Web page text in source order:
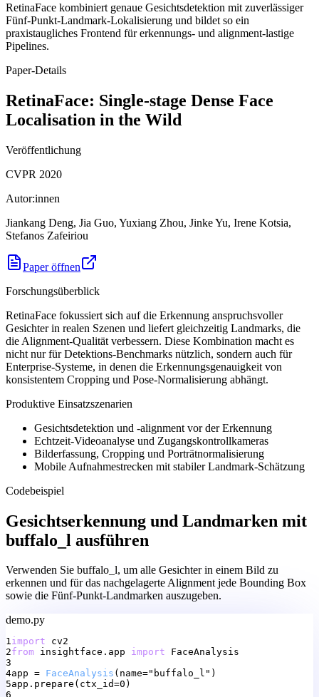
RetinaFace kombiniert genaue Gesichtsdetektion mit zuverlässiger
Fünf-Punkt-Landmark-Lokalisierung und bildet so ein
praxistaugliches Frontend für erkennungs- und alignment-lastige
Pipelines.
Paper-Details
RetinaFace: Single-stage Dense Face
Localisation in the Wild
Veröffentlichung
CVPR 2020
Autor:innen
Jiankang Deng, Jia Guo, Yuxiang Zhou, Jinke Yu, Irene Kotsia,
Stefanos Zafeiriou
Paper öffnen
Forschungsüberblick
RetinaFace fokussiert sich auf die Erkennung anspruchsvoller
Gesichter in realen Szenen und liefert gleichzeitig Landmarks, die
die Alignment-Qualität verbessern. Diese Kombination macht es
nicht nur für Detektions-Benchmarks nützlich, sondern auch für
Enterprise-Systeme, in denen die Erkennungsgenauigkeit von
konsistentem Cropping und Pose-Normalisierung abhängt.
Produktive Einsatzszenarien
Gesichtsdetektion und -alignment vor der Erkennung
Echtzeit-Videoanalyse und Zugangskontrollkameras
Bilderfassung, Cropping und Porträtnormalisierung
Mobile Aufnahmestrecken mit stabiler Landmark-Schätzung
Codebeispiel
Gesichtserkennung und Landmarken mit
buffalo_l ausführen
Verwenden Sie buffalo_l, um alle Gesichter in einem Bild zu
erkennen und für das nachgelagerte Alignment jede Bounding Box
sowie die Fünf-Punkt-Landmarken auszugeben.
demo.py
1import
cv2
2from insightface.app import
FaceAnalysis
3
4app = FaceAnalysis (name="buffalo_l")
5app.prepare(ctx_id=0)
6